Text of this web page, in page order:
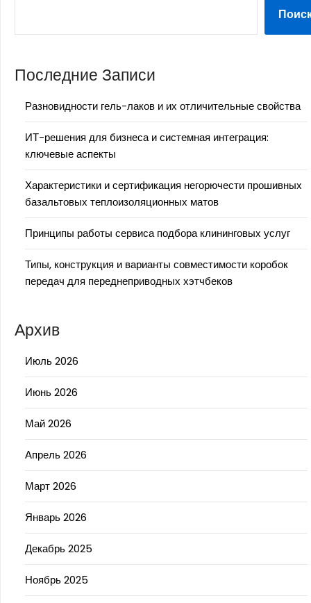
Последние Записи
Разновидности гель-лаков и их отличительные свойства
ИТ-решения для бизнеса и системная интеграция:
ключевые аспекты
Характеристики и сертификация негорючести прошивных
базальтовых теплоизоляционных матов
Принципы работы сервиса подбора клининговых услуг
Типы, конструкция и варианты совместимости коробок
передач для переднеприводных хэтчбеков
Архив
Июль 2026
Июнь 2026
Май 2026
Апрель 2026
Март 2026
Январь 2026
Декабрь 2025
Ноябрь 2025